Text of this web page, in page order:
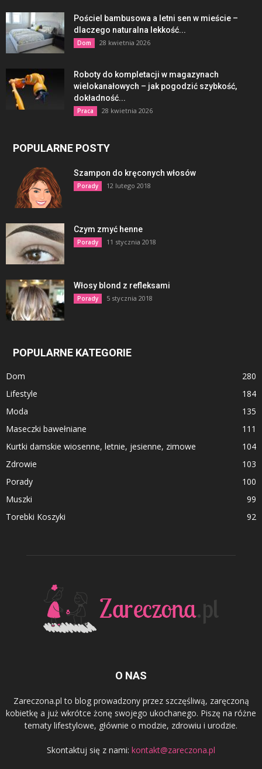
Pościel bambusowa a letni sen w mieście –
dlaczego naturalna lekkość...
Dom 28 kwietnia 2026
Roboty do kompletacji w magazynach
wielokanałowych – jak pogodzić szybkość,
dokładność...
Praca 28 kwietnia 2026
POPULARNE POSTY
Szampon do kręconych włosów
Porady 12 lutego 2018
Czym zmyć henne
Porady 11 stycznia 2018
Włosy blond z refleksami
Porady 5 stycznia 2018
POPULARNE KATEGORIE
Dom
280
Lifestyle
184
Moda
135
Maseczki bawełniane
111
Kurtki damskie wiosenne, letnie, jesienne, zimowe
104
Zdrowie
103
Porady
100
Muszki
99
Torebki Koszyki
92
O NAS
Zareczona.pl to blog prowadzony przez szczęśliwą, zaręczoną
kobietkę a już wkrótce żonę swojego ukochanego. Piszę na różne
tematy lifestylowe, głównie o modzie, zdrowiu i urodzie.
Skontaktuj się z nami: kontakt@zareczona.pl